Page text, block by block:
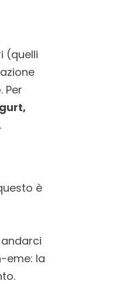
(quelli
. Per
è
eme: la